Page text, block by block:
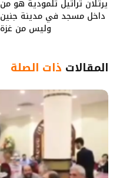
يرتلان تراتيل تلمودية هو من
داخل مسجد في مدينة جنين
وليس من غزة
المقالات ذات الصلة